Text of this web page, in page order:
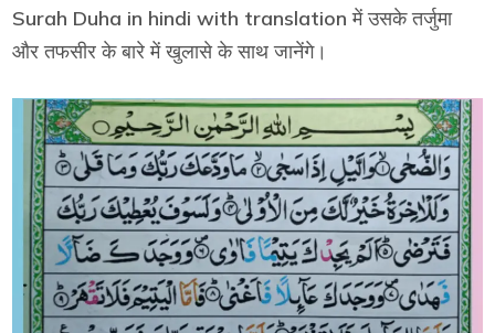
Surah Duha in hindi with translation में उसके तर्जुमा
और तफसीर के बारे में खुलासे के साथ जानेंगे।